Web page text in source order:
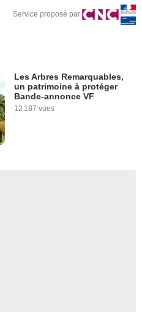
Service proposé par
Les Arbres Remarquables,
un patrimoine à protéger
Bande-annonce VF
12 187 vues